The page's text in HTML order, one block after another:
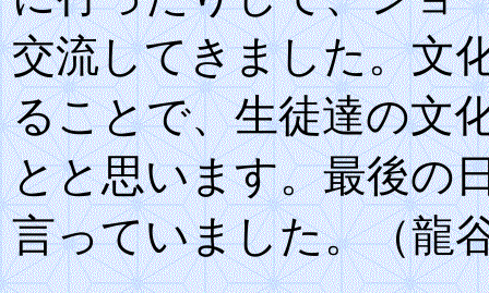
交流してきました。文
ることで、生徒達の文
とと思います。最後の
言っていました。（龍